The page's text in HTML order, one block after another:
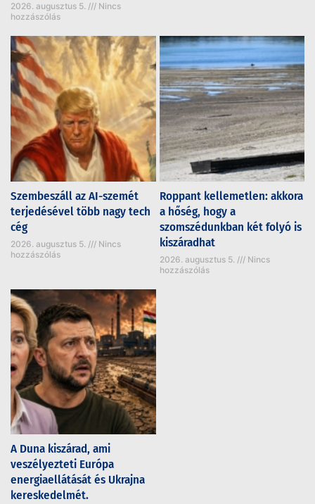
2026. augusztus 5.
Nincs
hozzászólás
Szembeszáll az AI-szemét
terjedésével több nagy tech
cég
2026. augusztus 5.
Nincs
hozzászólás
Roppant kellemetlen: akkora
a hőség, hogy a
szomszédunkban két folyó is
kiszáradhat
2026. augusztus 5.
Nincs
hozzászólás
A Duna kiszárad, ami
veszélyezteti Európa
energiaellátását és Ukrajna
kereskedelmét.